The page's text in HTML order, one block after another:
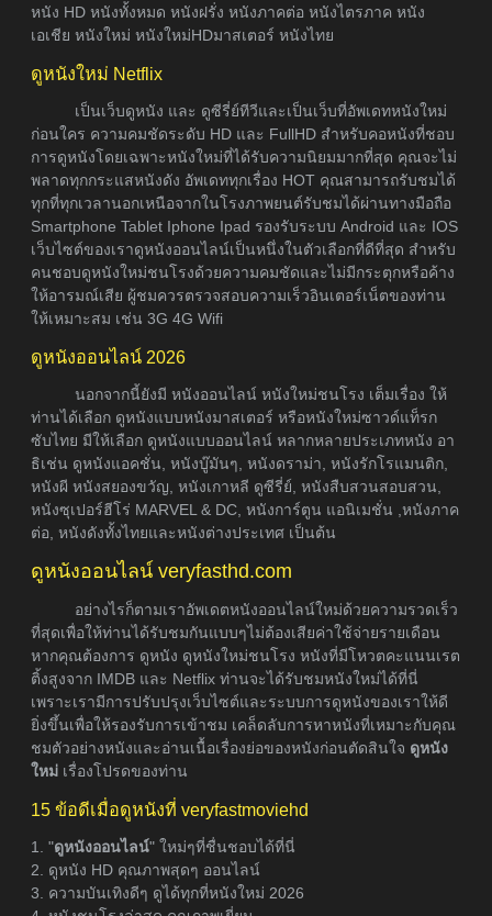
หนัง HD หนังทั้งหมด หนังฝรั่ง หนังภาคต่อ หนังไตรภาค หนัง
เอเชีย หนังใหม่ หนังใหม่HDมาสเตอร์ หนังไทย
ดูหนังใหม่ Netflix
เป็นเว็บดูหนัง และ ดูซีรี่ย์ทีวีและเป็นเว็บที่อัพเดทหนังใหม่
ก่อนใคร ความคมชัดระดับ HD และ FullHD สำหรับคอหนังที่ชอบ
การดูหนังโดยเฉพาะหนังใหม่ที่ได้รับความนิยมมากที่สุด คุณจะไม่
พลาดทุกกระแสหนังดัง อัพเดททุกเรื่อง HOT คุณสามารถรับชมได้
ทุกที่ทุกเวลานอกเหนือจากในโรงภาพยนต์รับชมได้ผ่านทางมือถือ
Smartphone Tablet Iphone Ipad รองรับระบบ Android และ IOS
เว็บไซต์ของเราดูหนังออนไลน์เป็นหนึ่งในตัวเลือกที่ดีที่สุด สำหรับ
คนชอบดูหนังใหม่ชนโรงด้วยความคมชัดและไม่มีกระตุกหรือค้าง
ให้อารมณ์เสีย ผู้ชมควรตรวจสอบความเร็วอินเตอร์เน็ตของท่าน
ให้เหมาะสม เช่น 3G 4G Wifi
ดูหนังออนไลน์ 2026
นอกจากนี้ยังมี หนังออนไลน์ หนังใหม่ชนโรง เต็มเรื่อง ให้
ท่านได้เลือก ดูหนังแบบหนังมาสเตอร์ หรือหนังใหม่ซาวด์แท็รก
ซับไทย มีให้เลือก ดูหนังแบบออนไลน์ หลากหลายประเภทหนัง อา
ธิเช่น ดูหนังแอคชั่น, หนังบู๊มันๆ, หนังดราม่า, หนังรักโรแมนติก,
หนังผี หนังสยองขวัญ, หนังเกาหลี ดูซีรี่ย์, หนังสืบสวนสอบสวน,
หนังซุเปอร์ฮีโร่ MARVEL & DC, หนังการ์ตูน แอนิเมชั่น ,หนังภาค
ต่อ, หนังดังทั้งไทยและหนังต่างประเทศ เป็นต้น
ดูหนังออนไลน์ veryfasthd.com
อย่างไรก็ตามเราอัพเดตหนังออนไลน์ใหม่ด้วยความรวดเร็ว
ที่สุดเพื่อให้ท่านได้รับชมกันแบบๆไม่ต้องเสียค่าใช้จ่ายรายเดือน
หากคุณต้องการ ดูหนัง ดูหนังใหม่ชนโรง หนังที่มีโหวตคะแนนเรต
ติ้งสูงจาก IMDB และ Netflix ท่านจะได้รับชมหนังใหม่ได้ที่นี่
เพราะเรามีการปรับปรุงเว็บไซต์และระบบการดูหนังของเราให้ดี
ยิ่งขึ้นเพื่อให้รองรับการเข้าชม เคล็ดลับการหาหนังที่เหมาะกับคุณ
ชมตัวอย่างหนังและอ่านเนื้อเรื่องย่อของหนังก่อนตัดสินใจ ดูหนัง
ใหม่ เรื่องโปรดของท่าน
15 ข้อดีเมื่อดูหนังที่ veryfastmoviehd
1. "ดูหนังออนไลน์" ใหม่ๆที่ชื่นชอบได้ที่นี่
2. ดูหนัง HD คุณภาพสุดๆ ออนไลน์
3. ความบันเทิงดีๆ ดูได้ทุกที่หนังใหม่ 2026